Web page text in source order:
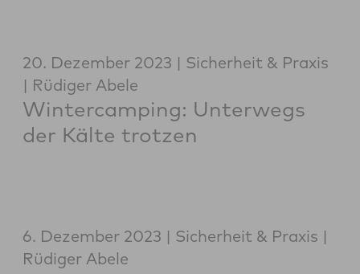
20. Dezember 2023
Sicherheit & Praxis
Rüdiger Abele
Wintercamping: Unterwegs
der Kälte trotzen
6. Dezember 2023
Sicherheit & Praxis
Rüdiger Abele